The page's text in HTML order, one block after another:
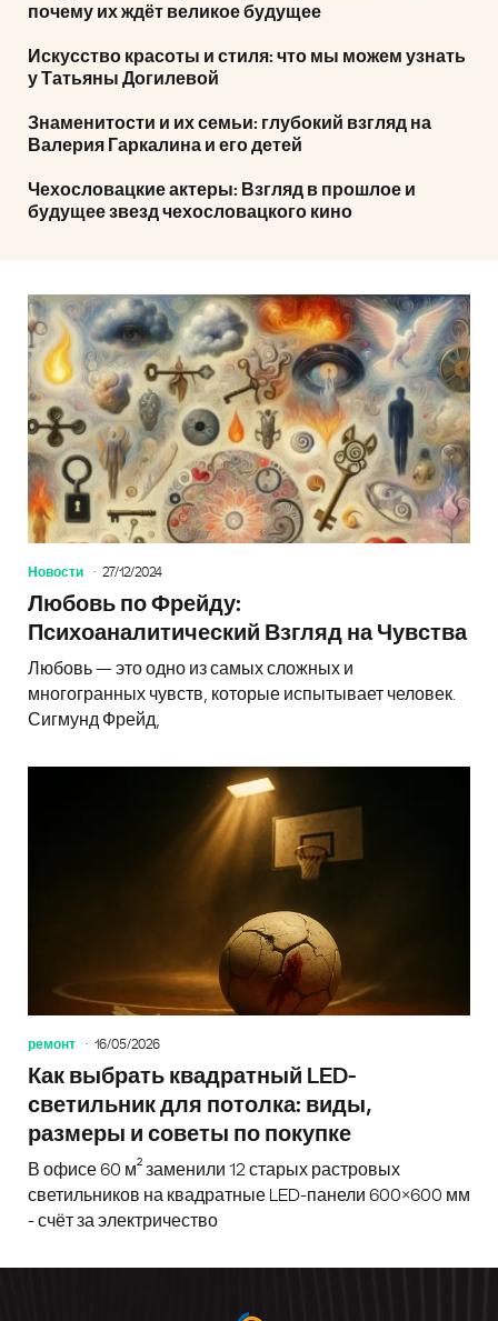
почему их ждёт великое будущее
Искусство красоты и стиля: что мы можем узнать
у Татьяны Догилевой
Знаменитости и их семьи: глубокий взгляд на
Валерия Гаркалина и его детей
Чехословацкие актеры: Взгляд в прошлое и
будущее звезд чехословацкого кино
Новости 27/12/2024
Любовь по Фрейду:
Психоаналитический Взгляд на Чувства
Любовь — это одно из самых сложных и
многогранных чувств, которые испытывает человек.
Сигмунд Фрейд,
ремонт 16/05/2026
Как выбрать квадратный LED-
светильник для потолка: виды,
размеры и советы по покупке
В офисе 60 м² заменили 12 старых растровых
светильников на квадратные LED-панели 600×600 мм
- счёт за электричество